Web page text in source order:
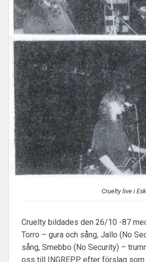
Cruelty live i
Cruelty bildades den 26/10 -87
Torro – gura och sång, Jallo (No
sång, Smebbo (No Security) –
oss till INGREPP efter förslag som